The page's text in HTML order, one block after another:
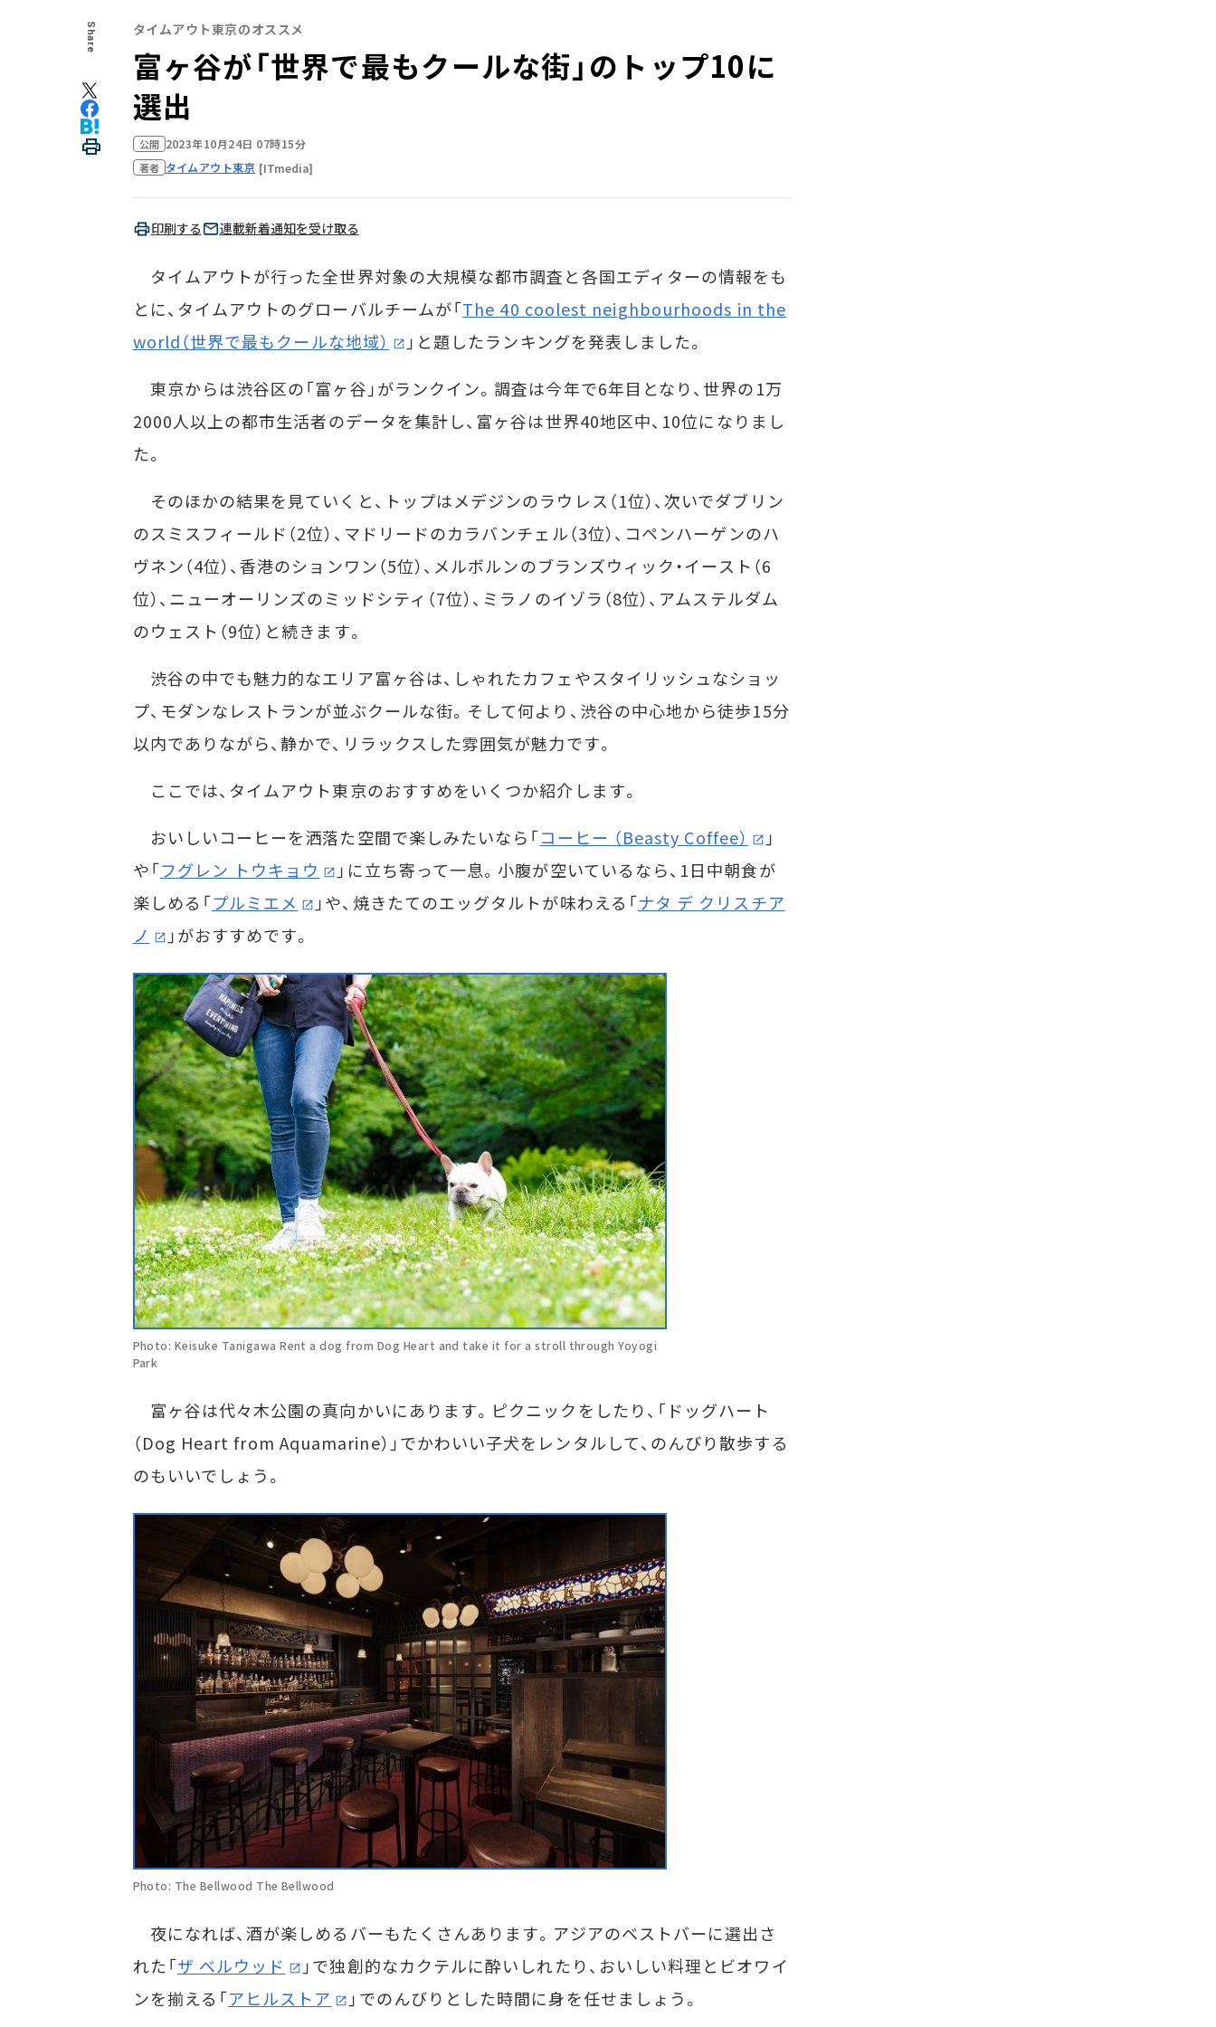
Share タイムアウト東京のオススメ
富ヶ谷が「世界で最もクールな街」のトップ10に
選出
公開 2023年10月24日 07時15分
著者 タイムアウト東京 [ITmedia]
印刷する 連載新着通知を受け取る
タイムアウトが行った全世界対象の大規模な都市調査と各国エディターの情報をも
とに、タイムアウトのグローバルチームが「The 40 coolest neighbourhoods in the
world（世界で最もクールな地域）
」と題したランキングを発表しました。
東京からは渋谷区の「富ヶ谷」がランクイン。調査は今年で6年目となり、世界の1万
2000人以上の都市生活者のデータを集計し、富ヶ谷は世界40地区中、10位になりまし
た。
そのほかの結果を見ていくと、トップはメデジンのラウレス（1位）、次いでダブリン
のスミスフィールド（2位）、マドリードのカラバンチェル（3位）、コペンハーゲンのハ
ヴネン（4位）、香港のションワン（5位）、メルボルンのブランズウィック・イースト（6
位）、ニューオーリンズのミッドシティ（7位）、ミラノのイゾラ（8位）、アムステルダム
のウェスト（9位）と続きます。
渋谷の中でも魅力的なエリア富ヶ谷は、しゃれたカフェやスタイリッシュなショッ
プ、モダンなレストランが並ぶクールな街。そして何より、渋谷の中心地から徒歩15分
以内でありながら、静かで、リラックスした雰囲気が魅力です。
ここでは、タイムアウト東京のおすすめをいくつか紹介します。
おいしいコーヒーを洒落た空間で楽しみたいなら「コーヒー （Beasty Coffee）
」
や「フグレン トウキョウ
」に立ち寄って一息。小腹が空いているなら、1日中朝食が
楽しめる「プルミエメ 」や、焼きたてのエッグタルトが味わえる「ナタ デ クリスチア
ノ
」がおすすめです。
Photo: Keisuke Tanigawa Rent a dog from Dog Heart and take it for a stroll through Yoyogi
Park
富ヶ谷は代々木公園の真向かいにあります。ピクニックをしたり、「ドッグハート
（Dog Heart from Aquamarine）」でかわいい子犬をレンタルして、のんびり散歩する
のもいいでしょう。
Photo: The Bellwood The Bellwood
夜になれば、酒が楽しめるバーもたくさんあります。アジアのベストバーに選出さ
れた「ザ ベルウッド
」で独創的なカクテルに酔いしれたり、おいしい料理とビオワイ
ンを揃える「アヒルストア 」でのんびりとした時間に身を任せましょう。